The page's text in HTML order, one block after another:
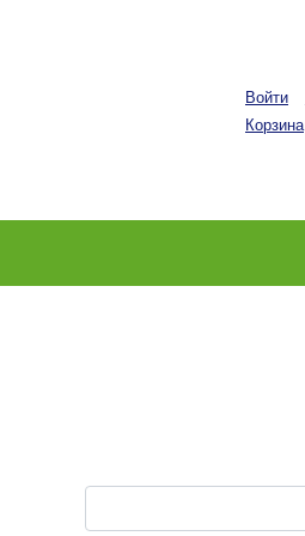
Войти
Корзина